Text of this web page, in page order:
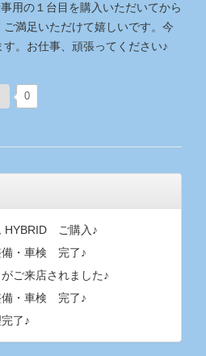
用の１台目を購入いただいてから
満足いただけて嬉しいです。今
。お仕事、頑張ってください♪
0
HYBRID ご購入♪
・車検 完了♪
ご来店されました♪
・車検 完了♪
了♪